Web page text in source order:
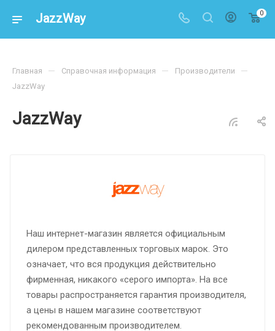
JazzWay 0
JazzWay
Главная — Справочная информация — Производители —
JazzWay
Наш интернет-магазин является официальным
дилером представленных торговых марок. Это
означает, что вся продукция действительно
фирменная, никакого «серого импорта». На все
товары распространяется гарантия производителя,
а цены в нашем магазине соответствуют
рекомендованным производителем.